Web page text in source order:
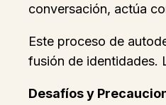
conversación, actúa
Este proceso de
fusión de identidades.
Desafíos y